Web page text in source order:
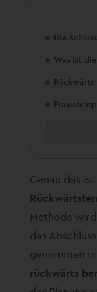
Die
Was ist
Rückwärts
Genau das ist
Methode
das
genommen
rückwärts